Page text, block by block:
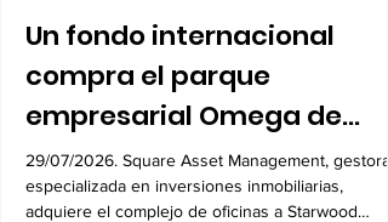
Un fondo internacional
compra el parque
empresarial Omega de
Alcobendas por 104
millones
29/07/2026. Square Asset Management, gestora
especializada en inversiones inmobiliarias,
adquiere el complejo de oficinas a Starwood